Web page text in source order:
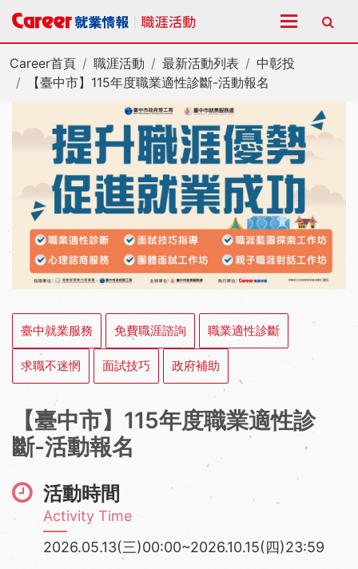
全站搜尋
Career首頁 職涯活動 最新活動列表
中彰投
【臺中市】115年度職業適性診斷-活動報名
臺中就業服務 免費職涯諮詢 職業適性診斷
求職不迷惘 面試技巧 政府補助
【臺中市】115年度職業適性診
斷-活動報名
活動時間
Activity Time
2026.05.13(三)00:00~2026.10.15(四)23:59